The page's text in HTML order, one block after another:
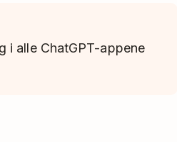
i alle ChatGPT-appene